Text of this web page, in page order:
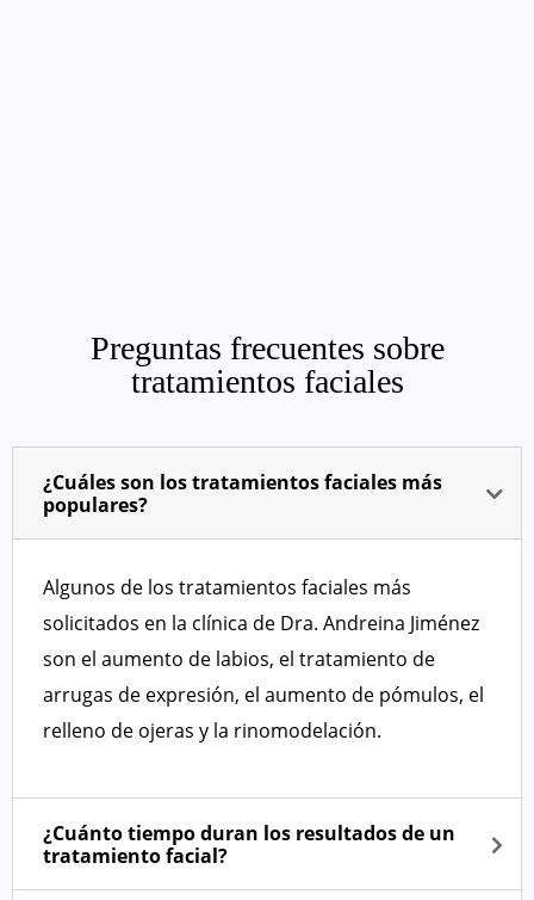
Preguntas frecuentes sobre
tratamientos faciales
¿Cuáles son los tratamientos faciales más
populares?
Algunos de los tratamientos faciales más
solicitados en la clínica de Dra. Andreina Jiménez
son el aumento de labios, el tratamiento de
arrugas de expresión, el aumento de pómulos, el
relleno de ojeras y la rinomodelación.
¿Cuánto tiempo duran los resultados de un
tratamiento facial?